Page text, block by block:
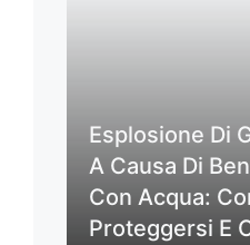
Esplosione Di
A Causa Di
Con Acqua:
Proteggersi E